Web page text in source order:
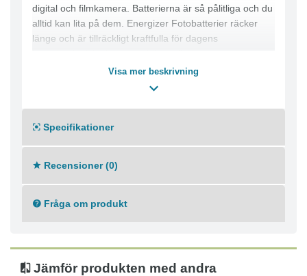
digital och filmkamera. Batterierna är så pålitliga och du
alltid kan lita på dem. Energizer Fotobatterier räcker
länge och är tillräckligt kraftfulla för dagens
nattkikare mm - Link to interactive catalogue :
speciality_interactive_catalogue_2014_LR.pdf
Visa mer beskrivning
Specifikationer
Recensioner (0)
Fråga om produkt
Jämför produkten med andra